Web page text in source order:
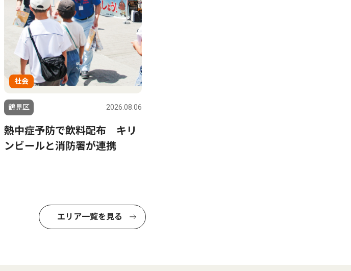
社会
鶴見区 2026.08.06
熱中症予防で飲料配布 キリ
ンビールと消防署が連携
エリア一覧を見る